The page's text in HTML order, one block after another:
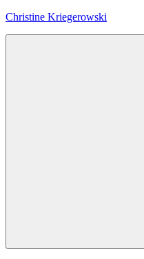
Zum
Christine Kriegerowski